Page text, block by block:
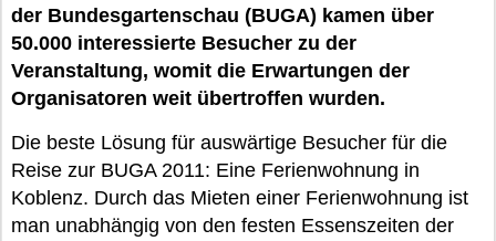
der Bundesgartenschau (BUGA) kamen über
50.000 interessierte Besucher zu der
Veranstaltung, womit die Erwartungen der
Organisatoren weit übertroffen wurden.
Die beste Lösung für auswärtige Besucher für die
Reise zur BUGA 2011: Eine Ferienwohnung in
Koblenz. Durch das Mieten einer Ferienwohnung ist
man unabhängig von den festen Essenszeiten der